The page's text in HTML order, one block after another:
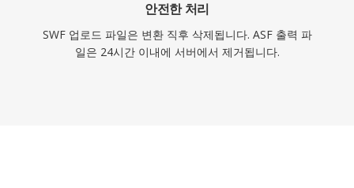
안전한 처리
SWF 업로드 파일은 변환 직후 삭제됩니다. ASF 출력 파
일은 24시간 이내에 서버에서 제거됩니다.